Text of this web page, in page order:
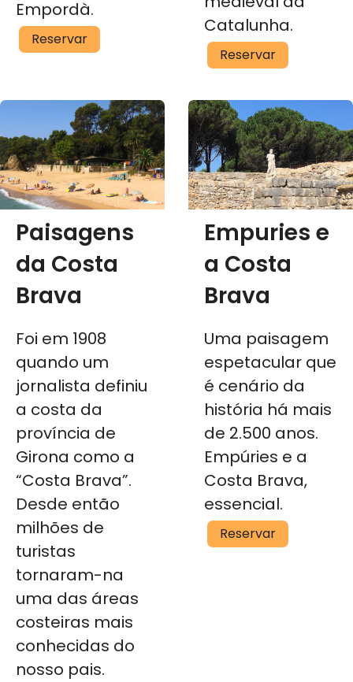
Empordà.
ReservarO
universo
Dalí
Catalunha.
ReservarGirona
e
Paisagens
da Costa
Brava
Foi em 1908
quando um
jornalista definiu
a costa da
província de
Girona como a
“Costa Brava”.
Desde então
milhões de
turistas
tornaram-na
uma das áreas
costeiras mais
conhecidas do
nosso pais.
Empuries e
a Costa
Brava
Uma paisagem
espetacular que
é cenário da
história há mais
de 2.500 anos.
Empúries e a
Costa Brava,
essencial.
ReservarEmpuries
e